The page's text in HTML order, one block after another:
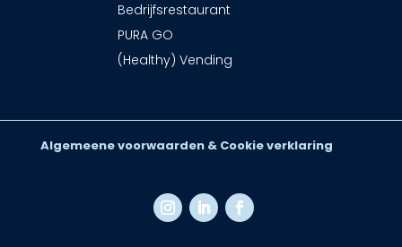
Bedrijfsrestaurant
PURA GO
(Healthy) Vending
Algemeene voorwaarden & Cookie verklaring